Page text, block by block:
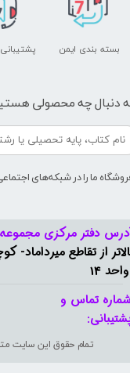
دفتر مرکزی
14
تمام حقوق این سایت
تماس و
پشتیبانی ۲۴ ساعته بسته بندی ایمن
دنبال چه محصولی
ما را در شبکه‌های